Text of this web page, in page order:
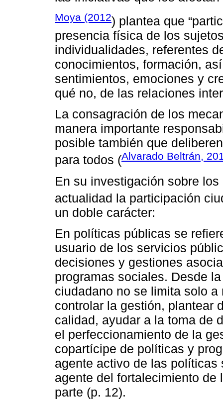
Moya (2012) plantea que
presencia física de los
individualidades, referentes
conocimientos, formación,
sentimientos, emociones y
qué no, de las relaciones
La consagración de los
manera importante
posible también que
para todos (Alvarado Beltrán,
En su investigación sobre
actualidad la participación
un doble carácter:
En políticas públicas se
usuario de los servicios
decisiones y gestiones
programas sociales. Desde
ciudadano no se limita solo
controlar la gestión, plantear
calidad, ayudar a la toma de
el perfeccionamiento de la
copartícipe de políticas y
agente activo de las
agente del fortalecimiento
parte (p. 12).